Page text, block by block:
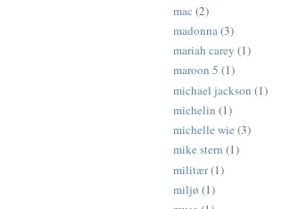
mac (2)
madonna(3)
mariah carey (1)
maroon 5 (1)
michael jackson (1)
michelin (1)
michelle wie (3)
mike stern (1)
militær(1)
miljø (1)